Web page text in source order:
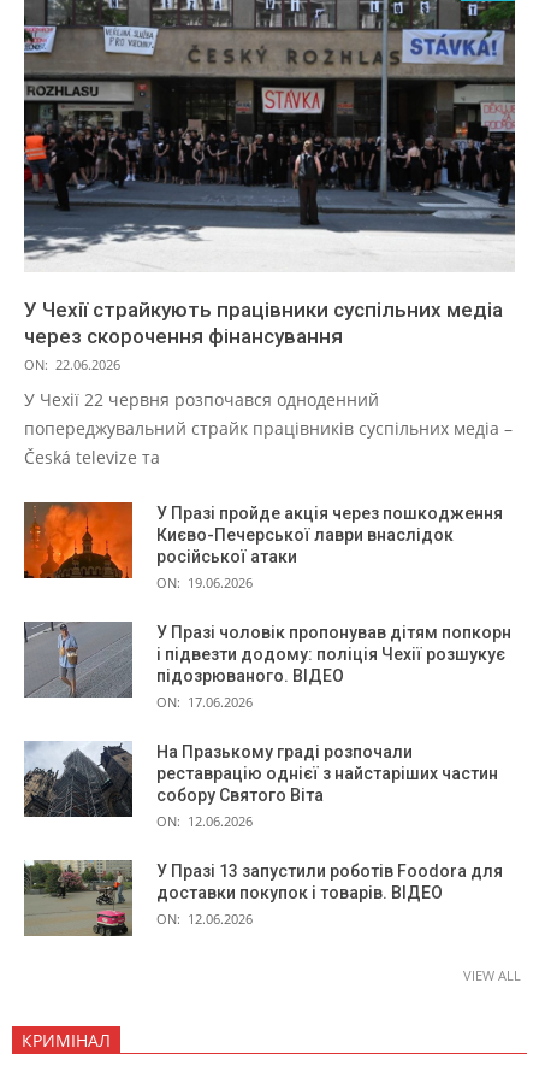
У Чехії страйкують працівники суспільних медіа
через скорочення фінансування
ON: 22.06.2026
У Чехії 22 червня розпочався одноденний
попереджувальний страйк працівників суспільних медіа –
Česká televize та
У Празі пройде акція через пошкодження
Києво-Печерської лаври внаслідок
російської атаки
ON: 19.06.2026
У Празі чоловік пропонував дітям попкорн
і підвезти додому: поліція Чехії розшукує
підозрюваного. ВІДЕО
ON: 17.06.2026
На Празькому граді розпочали
реставрацію однієї з найстаріших частин
собору Святого Віта
ON: 12.06.2026
У Празі 13 запустили роботів Foodora для
доставки покупок і товарів. ВІДЕО
ON: 12.06.2026
VIEW ALL
КРИМІНАЛ